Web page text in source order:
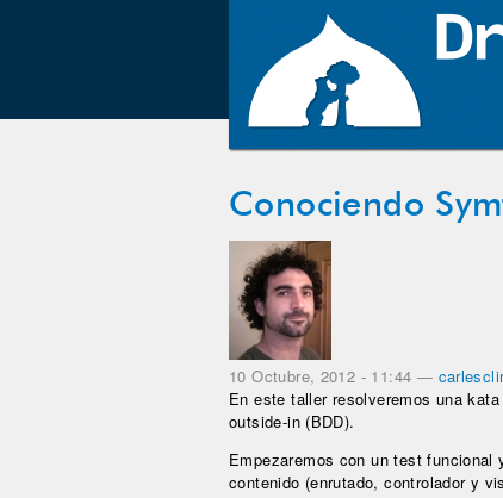
Conociendo
10 Octubre, 2012 - 11:44 —
En este taller resolveremos una
outside-in (BDD).
Empezaremos con un test
contenido (enrutado, controlador y